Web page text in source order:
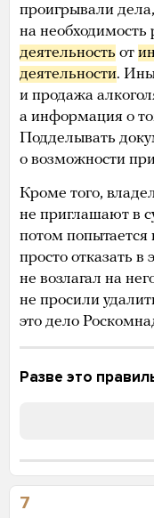
проигрывали
на необходимость
деятельность от
деятельности.
и продажа
а информация о
Подделывать
о возможности
Кроме того,
не приглашают в
потом
просто отказать в
не возлагал на
не просили
это дело
Разве это
7